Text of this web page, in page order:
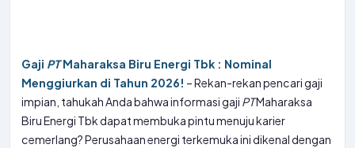
Gaji PTMaharaksa Biru Energi Tbk : Nominal
Menggiurkan di Tahun 2026! – Rekan-rekan pencari gaji
impian, tahukah Anda bahwa informasi gaji PTMaharaksa
Biru Energi Tbk dapat membuka pintu menuju karier
cemerlang? Perusahaan energi terkemuka ini dikenal dengan